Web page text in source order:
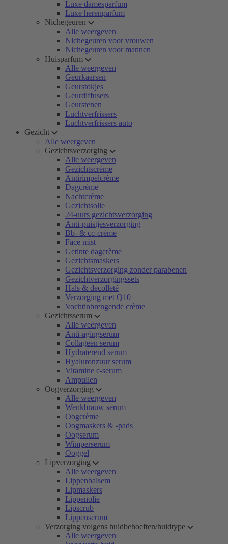
Luxe damesparfum
Luxe herenparfum
Nichegeuren
Alle weergeven
Nichegeuren voor vrouwen
Nichegeuren voor mannen
Huisparfum
Alle weergeven
Geurkaarsen
Geurstokjes
Geurdiffusers
Geurstenen
Luchtverfrissers
Luchtverfrissers auto
Gezicht
Alle weergeven
Gezichtsverzorging
Alle weergeven
Gezichtscrème
Antirimpelcrème
Dagcrème
Nachtcrème
Gezichtsolie
24-uurs gezichtsverzorging
Anti-puistjesverzorging
Bb- & cc-crème
Face mist
Getinte dagcrème
Gezichtsmaskers
Gezichtsverzorging zonder parabenen
Gezichtverzorgingssets
Hals & decolleté
Verzorging met Q10
Vochtinbrengende crème
Gezichtsserum
Alle weergeven
Anti-agingserum
Collageen serum
Hydraterend serum
Hyaluronzuur serum
Vitamine c-serum
Ampullen
Oogverzorging
Alle weergeven
Wenkbrauw serum
Oogcrème
Oogmaskers & -pads
Oogserum
Wimperserum
Ooggel
Lipverzorging
Alle weergeven
Lippenbalsem
Lipmaskers
Lippenolie
Lipscrub
Lippenserum
Verzorging volgens huidbehoeften/huidtype
Alle weergeven